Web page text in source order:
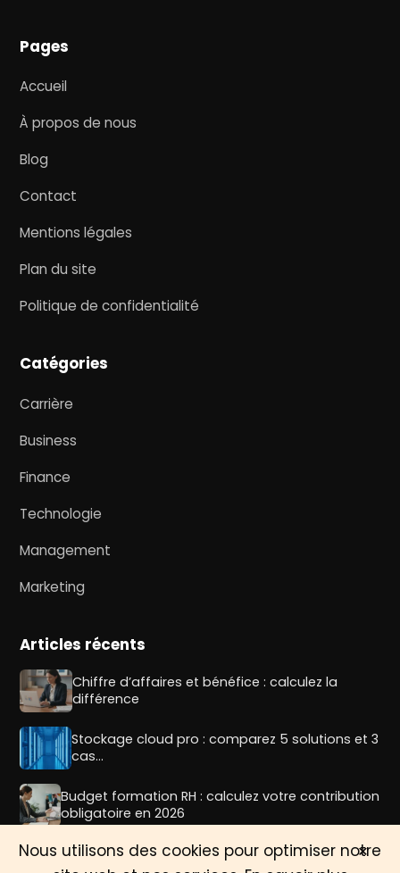
Pages
Accueil
À propos de nous
Blog
Contact
Mentions légales
Plan du site
Politique de confidentialité
Catégories
Carrière
Business
Finance
Technologie
Management
Marketing
Articles récents
Chiffre d’affaires et bénéfice : calculez la
différence
Stockage cloud pro : comparez 5 solutions et 3
cas…
Budget formation RH : calculez votre contribution
obligatoire en 2026
×
Nous utilisons des cookies pour optimiser notre